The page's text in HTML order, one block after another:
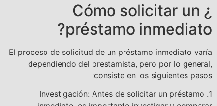
¿ Cómo solicitar un
préstamo inmediato?
El proceso de solicitud de un préstamo inmediato varía
dependiendo del prestamista, pero por lo general,
consiste en los siguientes pasos:
1. Investigación: Antes de solicitar un préstamo